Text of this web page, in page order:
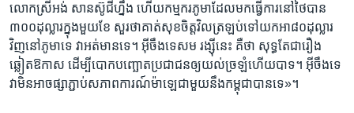
លោក​ស្រី​អង់​ សាន​ស៊ូ​ជី​ហ្នឹង ហើយ​កម្មករ​ភូមា​ដែលមក​ធ្វើ​ការ​នៅថៃ​បាន​
៣០០ដុល្លារ​ក្នុង​មួយ​ខែ​ សួរថា​គាត់​សុខ​ចិត្ត​វិល​ត្រឡប់​ទៅយក​អា​៨០ដុល្លារ​
វិញ​នៅភូមា​ទេ​ វាអត់​មាន​ទេ​។ អ៊ីចឹង​ទេ​សម រង្ស៊ីនេះ​ គឺថា​ សុទ្ធតែ​ជា​រឿង​
ឆ្លៀត​ឱកាស​ ដើម្បី​បោក​បញ្ឆោត​ប្រជាជន​ឲ្យ​យល់​ច្រឡំ​ហើយ​បាទ។​ អ៊ីចឹង​ទេ​
វា​មិន​អាច​ផ្សា​ភ្ជាប់​សភាពការណ៍​ម៉ាឡេ​ជាមួយនឹង​កម្ពុជា​បានទេ»។